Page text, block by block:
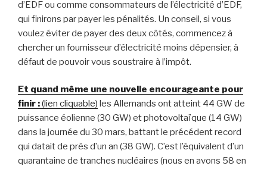
d’EDF ou comme consommateurs de l’électricité d’EDF,
qui finirons par payer les pénalités. Un conseil, si vous
voulez éviter de payer des deux côtés, commencez à
chercher un fournisseur d’électricité moins dépensier, à
défaut de pouvoir vous soustraire à l’impôt.
Et quand même une nouvelle encourageante pour
finir :(lien cliquable) les Allemands ont atteint 44 GW de
puissance éolienne (30 GW) et photovoltaïque (14 GW)
dans la journée du 30 mars, battant le précédent record
qui datait de près d’un an (38 GW). C’est l’équivalent d’un
quarantaine de tranches nucléaires (nous en avons 58 en